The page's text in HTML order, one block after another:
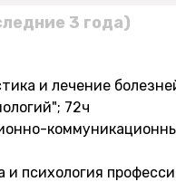
3 года)
и лечение
72ч
психология